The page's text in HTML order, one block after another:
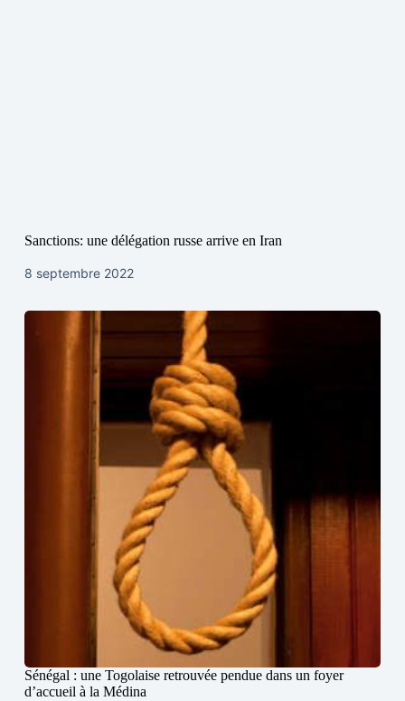
Sanctions: une délégation russe arrive en Iran
8 septembre 2022
Sénégal : une Togolaise retrouvée pendue dans un foyer
d’accueil à la Médina